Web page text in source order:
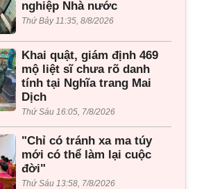
nghiệp Nhà nước
Thứ Bảy 11:35, 8/8/2026
Khai quật, giám định 469
mộ liệt sĩ chưa rõ danh
tính tại Nghĩa trang Mai
Dịch
Thứ Sáu 16:05, 7/8/2026
"Chỉ có tránh xa ma túy
mới có thể làm lại cuộc
đời"
Thứ Sáu 13:58, 7/8/2026